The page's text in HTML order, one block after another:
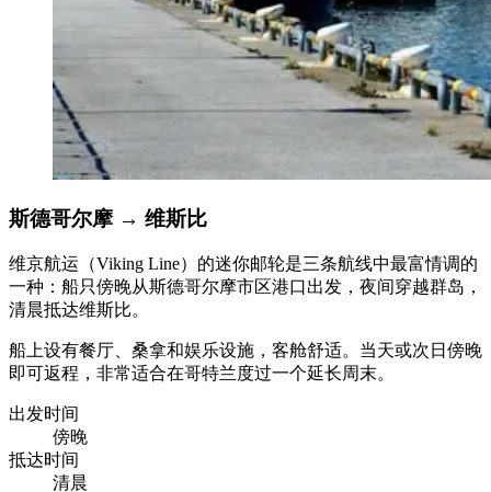
斯德哥尔摩 → 维斯比
维京航运（Viking Line）的迷你邮轮是三条航线中最富情调的
一种：船只傍晚从斯德哥尔摩市区港口出发，夜间穿越群岛，
清晨抵达维斯比。
船上设有餐厅、桑拿和娱乐设施，客舱舒适。当天或次日傍晚
即可返程，非常适合在哥特兰度过一个延长周末。
出发时间
傍晚
抵达时间
清晨